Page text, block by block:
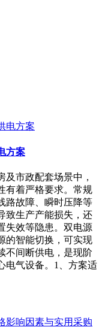
方案
市政配套场景中，
有着严格要求。常规
路故障、瞬时压降等
致生产产能损失，还
失效等隐患。双电源
的智能切换，可实现
不间断供电，是现阶
电气设备。1、方案适